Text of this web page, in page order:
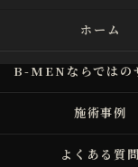
ホーム
B-MENならではの
施術事例
よくある質問